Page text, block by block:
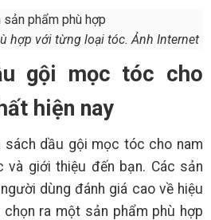
hợp với từng loại tóc. Ảnh Internet
gội mọc tóc cho
hiện nay
sách dầu gội mọc tóc cho nam
giới thiệu đến bạn. Các sản
dùng đánh giá cao về hiệu
ra một sản phẩm phù hợp